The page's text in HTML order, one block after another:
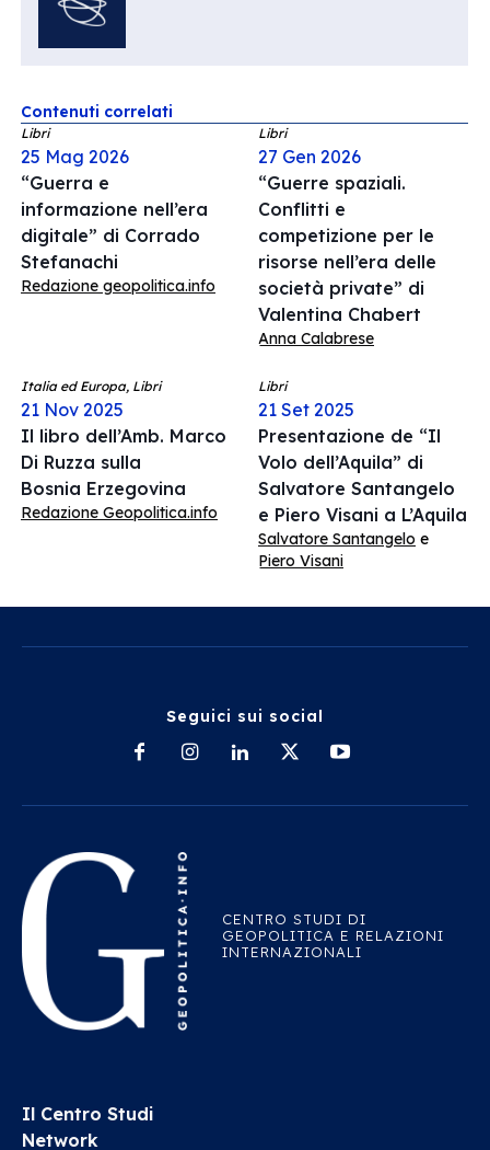
Contenuti correlati
Libri
25 Mag 2026
“Guerra e
informazione nell’era
digitale” di Corrado
Stefanachi
Redazione geopolitica.info
Libri
27 Gen 2026
“Guerre spaziali.
Conflitti e
competizione per le
risorse nell’era delle
società private” di
Valentina Chabert
Anna Calabrese
Italia ed Europa, Libri
21 Nov 2025
Il libro dell’Amb. Marco
Di Ruzza sulla
Bosnia Erzegovina
Redazione Geopolitica.info
Libri
21 Set 2025
Presentazione de “Il
Volo dell’Aquila” di
Salvatore Santangelo
e Piero Visani a L’Aquila
Salvatore Santangelo e
Piero Visani
Seguici sui social
CENTRO STUDI DI
GEOPOLITICA E RELAZIONI
INTERNAZIONALI
Il Centro Studi
Network